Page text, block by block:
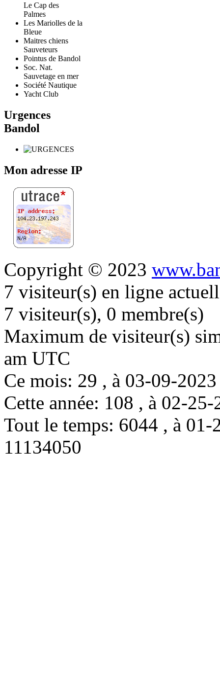
Le Cap des
Palmes
Les Mariolles de la
Bleue
Maitres chiens
Sauveteurs
Pointus de Bandol
Soc. Nat.
Sauvetage en mer
Société Nautique
Yacht Club
Urgences
Bandol
Mon adresse IP
Copyright © 2023
7 visiteur(s) en ligne
7 visiteur(s), 0 membre(s)
Maximum de visiteur(s)
am UTC
Ce mois: 29 , à 03-09-
Cette année: 108 , à 02-
Tout le temps: 6044 , à
11134050